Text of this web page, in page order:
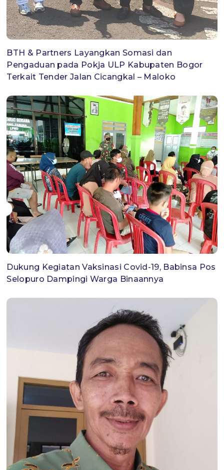
BTH & Partners Layangkan Somasi dan
Pengaduan pada Pokja ULP Kabupaten Bogor
Terkait Tender Jalan Cicangkal – Maloko
Dukung Kegiatan Vaksinasi Covid-19, Babinsa Pos
Selopuro Dampingi Warga Binaannya